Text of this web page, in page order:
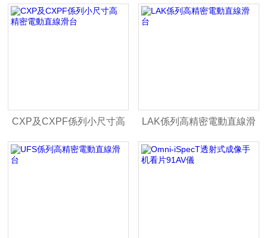
滑台
CXP及CXPF係列小尺寸高
精密電動直線滑台
LAK係列高精密電動直線滑
台